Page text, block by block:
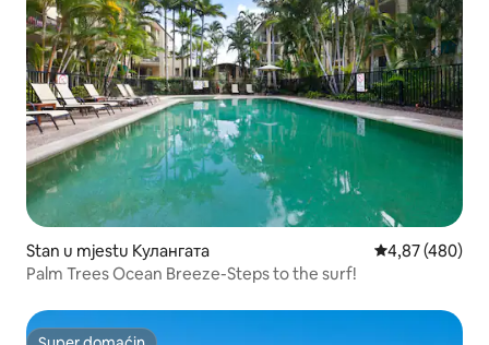
Stan u mjestu Кулангата prosječna
4,87 (480)
Palm Trees Ocean Breeze-Steps to the surf!